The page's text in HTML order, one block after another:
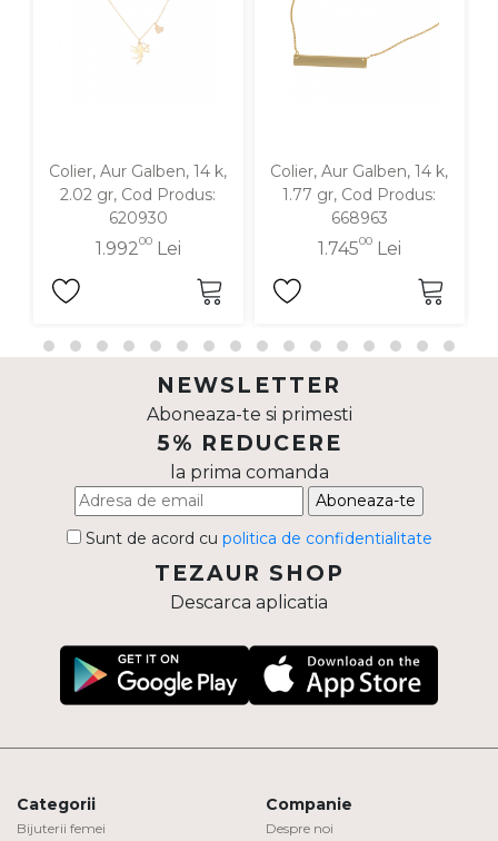
Colier, Aur Galben, 14 k,
2.02 gr, Cod Produs:
620930
1.99200Lei
Colier, Aur Galben, 14 k,
1.77 gr, Cod Produs:
668963
1.74500Lei
NEWSLETTER
Aboneaza-te si primesti
5% REDUCERE
la prima comanda
Aboneaza-te
Sunt de acord cu politica de confidentialitate
TEZAUR SHOP
Descarca aplicatia
Categorii
Bijuterii femei
Companie
Despre noi